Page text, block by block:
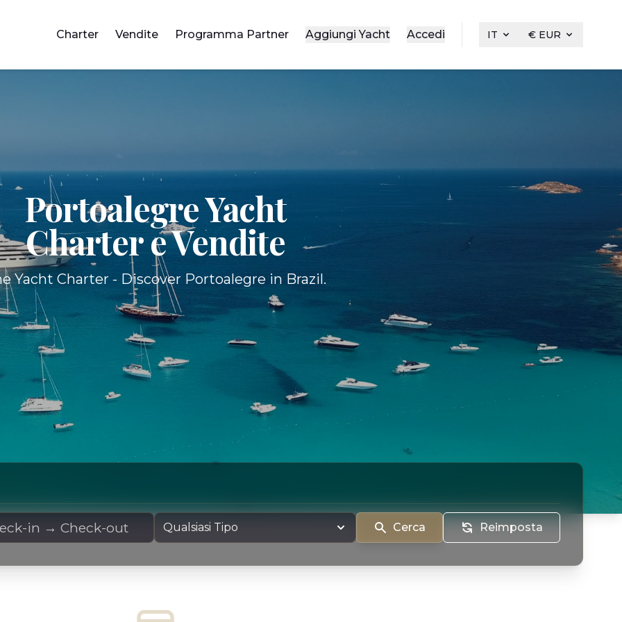
Charter Vendite Programma Partner Aggiungi Yacht Accedi IT € EUR
Portoalegre Yacht
Charter e Vendite
Yacht Charter - Discover Portoalegre in Brazil.
Tipo Yacht
Cerca Reimposta